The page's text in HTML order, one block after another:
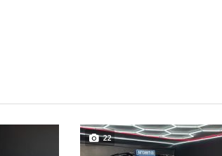
22